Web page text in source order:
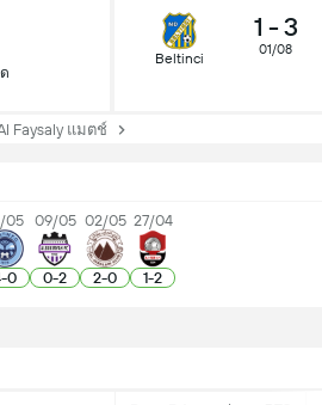
Beltinci
1 - 3
01/08
Faysaly แมตช์
05
-0
09/05
0-2
02/05
2-0
27/04
1-2